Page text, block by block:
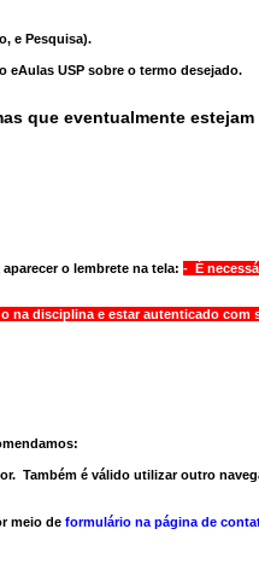
e Pesquisa).
USP sobre o termo desejado.
que eventualmente estejam
o lembrete na tela: - É
na disciplina e estar autenticado com
Também é válido utilizar outro
meio de formulário na página de